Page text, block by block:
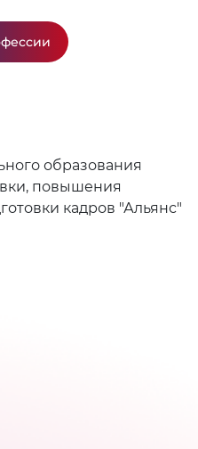
образования
повышения
кадров "Альянс"